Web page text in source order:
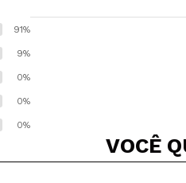
91%
9%
0%
0%
0%
Seu
VOCÊ